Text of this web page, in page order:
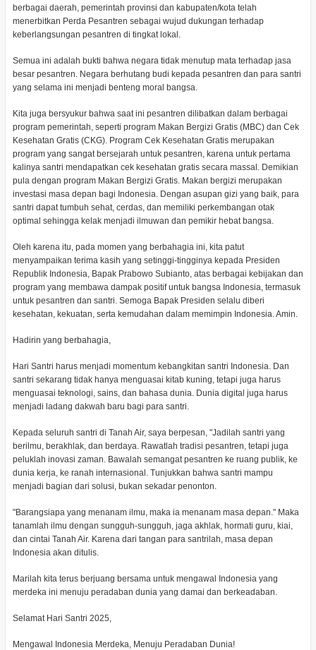
berbagai daerah, pemerintah provinsi dan kabupaten/kota telah
menerbitkan Perda Pesantren sebagai wujud dukungan terhadap
keberlangsungan pesantren di tingkat lokal.
Semua ini adalah bukti bahwa negara tidak menutup mata terhadap jasa
besar pesantren. Negara berhutang budi kepada pesantren dan para santri
yang selama ini menjadi benteng moral bangsa.
Kita juga bersyukur bahwa saat ini pesantren dilibatkan dalam berbagai
program pemerintah, seperti program Makan Bergizi Gratis (MBC) dan Cek
Kesehatan Gratis (CKG). Program Cek Kesehatan Gratis merupakan
program yang sangat bersejarah untuk pesantren, karena untuk pertama
kalinya santri mendapatkan cek kesehatan gratis secara massal. Demikian
pula dengan program Makan Bergizi Gratis. Makan bergizi merupakan
investasi masa depan bagi Indonesia. Dengan asupan gizi yang baik, para
santri dapat tumbuh sehat, cerdas, dan memiliki perkembangan otak
optimal sehingga kelak menjadi ilmuwan dan pemikir hebat bangsa.
Oleh karena itu, pada momen yang berbahagia ini, kita patut
menyampaikan terima kasih yang setinggi-tingginya kepada Presiden
Republik Indonesia, Bapak Prabowo Subianto, atas berbagai kebijakan dan
program yang membawa dampak positif untuk bangsa Indonesia, termasuk
untuk pesantren dan santri. Semoga Bapak Presiden selalu diberi
kesehatan, kekuatan, serta kemudahan dalam memimpin Indonesia. Amin.
Hadirin yang berbahagia,
Hari Santri harus menjadi momentum kebangkitan santri Indonesia. Dan
santri sekarang tidak hanya menguasai kitab kuning, tetapi juga harus
menguasai teknologi, sains, dan bahasa dunia. Dunia digital juga harus
menjadi ladang dakwah baru bagi para santri.
Kepada seluruh santri di Tanah Air, saya berpesan, "Jadilah santri yang
berilmu, berakhlak, dan berdaya. Rawatlah tradisi pesantren, tetapi juga
peluklah inovasi zaman. Bawalah semangat pesantren ke ruang publik, ke
dunia kerja, ke ranah internasional. Tunjukkan bahwa santri mampu
menjadi bagian dari solusi, bukan sekadar penonton.
"Barangsiapa yang menanam ilmu, maka ia menanam masa depan." Maka
tanamlah ilmu dengan sungguh-sungguh, jaga akhlak, hormati guru, kiai,
dan cintai Tanah Air. Karena dari tangan para santrilah, masa depan
Indonesia akan ditulis.
Marilah kita terus berjuang bersama untuk mengawal Indonesia yang
merdeka ini menuju peradaban dunia yang damai dan berkeadaban.
Selamat Hari Santri 2025,
Mengawal Indonesia Merdeka, Menuju Peradaban Dunia!